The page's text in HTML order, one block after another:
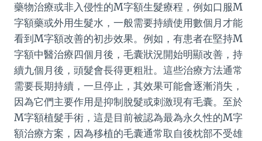
藥物治療或非入侵性的M字額生髮療程，例如口服M
字額藥或外用生髮水，一般需要持續使用數個月才能
看到M字額改善的初步效果。例如，有患者在堅持M
字額中醫治療四個月後，毛囊狀況開始明顯改善，持
續九個月後，頭髮會長得更粗壯。這些治療方法通常
需要長期持續，一旦停止，其效果可能會逐漸消失，
因為它們主要作用是抑制脫髮或刺激現有毛囊。至於
M字額植髮手術，這是目前被認為最為永久性的M字
額治療方案，因為移植的毛囊通常取自後枕部不受雄